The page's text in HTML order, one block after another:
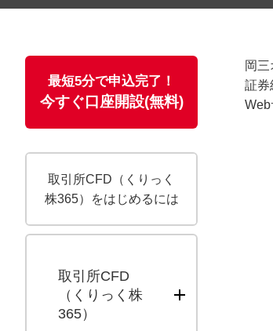
岡
証券
Web
最短5分で申込完了！
今すぐ口座開設(無料)
取引所CFD（くりっく
株365）をはじめるには
取引所CFD
（くりっく株
365）